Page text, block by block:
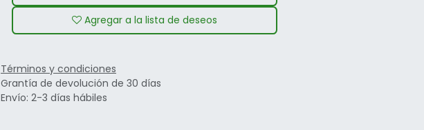
Agregar a la lista de deseos
Términos y condiciones
Grantía de devolución de 30 días
Envío: 2-3 días hábiles